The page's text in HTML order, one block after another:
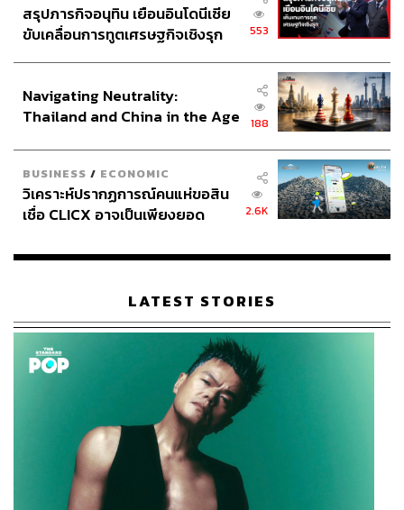
สรุปภารกิจอนุทิน เยือนอินโดนีเซีย
ขับเคลื่อนการทูตเศรษฐกิจเชิงรุก
553
Navigating Neutrality:
Thailand and China in the Age
188
BUSINESS / ECONOMIC
วิเคราะห์ปรากฏการณ์คนแห่ขอสิน
เชื่อ CLICX อาจเป็นเพียงยอด
เรือนไทยที่ถูกซุกไว้
2.6K
LATEST STORIES